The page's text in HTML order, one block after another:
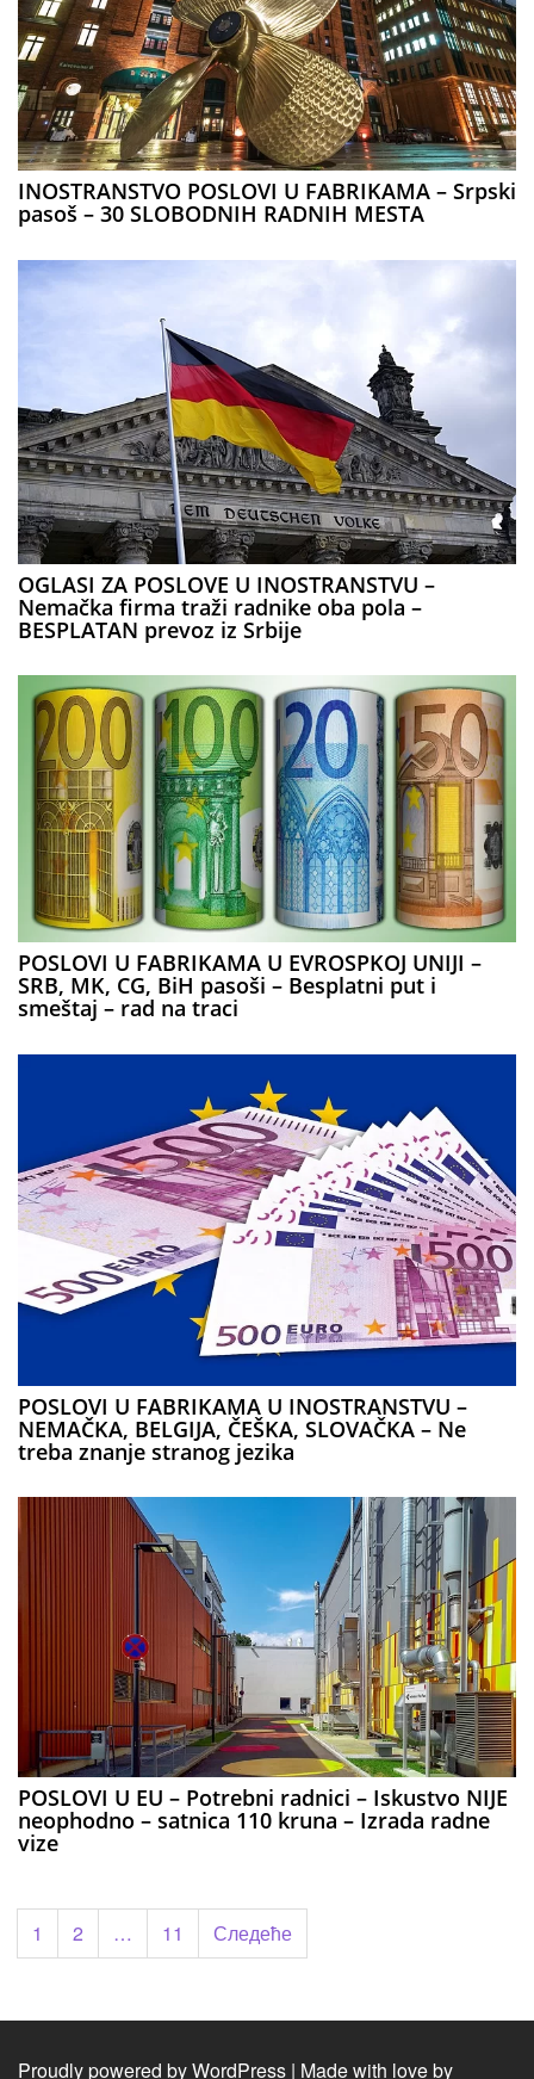
INOSTRANSTVO POSLOVI U FABRIKAMA – Srpski
pasoš – 30 SLOBODNIH RADNIH MESTA
OGLASI ZA POSLOVE U INOSTRANSTVU –
Nemačka firma traži radnike oba pola –
BESPLATAN prevoz iz Srbije
POSLOVI U FABRIKAMA U EVROSPKOJ UNIJI –
SRB, MK, CG, BiH pasoši – Besplatni put i
smeštaj – rad na traci
POSLOVI U FABRIKAMA U INOSTRANSTVU –
NEMAČKA, BELGIJA, ČEŠKA, SLOVAČKA – Ne
treba znanje stranog jezika
POSLOVI U EU – Potrebni radnici – Iskustvo NIJE
neophodno – satnica 110 kruna – Izrada radne
vize
Пагинација
чланака
1 2 … 11 Следеће
Proudly powered by WordPress | Made with love by